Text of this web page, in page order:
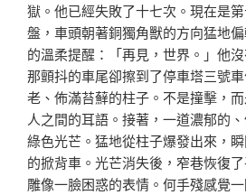
獄。他已經失敗了十七次。現在是
盤，車頭朝著銅獨角獸的方向猛地
的溫柔提醒：「再見，世界。」他
那顫抖的車尾卻擦到了停車塔三號
老、佈滿苔蘚的柱子。不是撞擊，
人之間的耳語。接著，一道濃郁的
綠色光芒。猛地從柱子爆發出來，
的掀背車。光芒消失後，窄巷恢復
雕像一臉困惑的表情。何手殘感覺